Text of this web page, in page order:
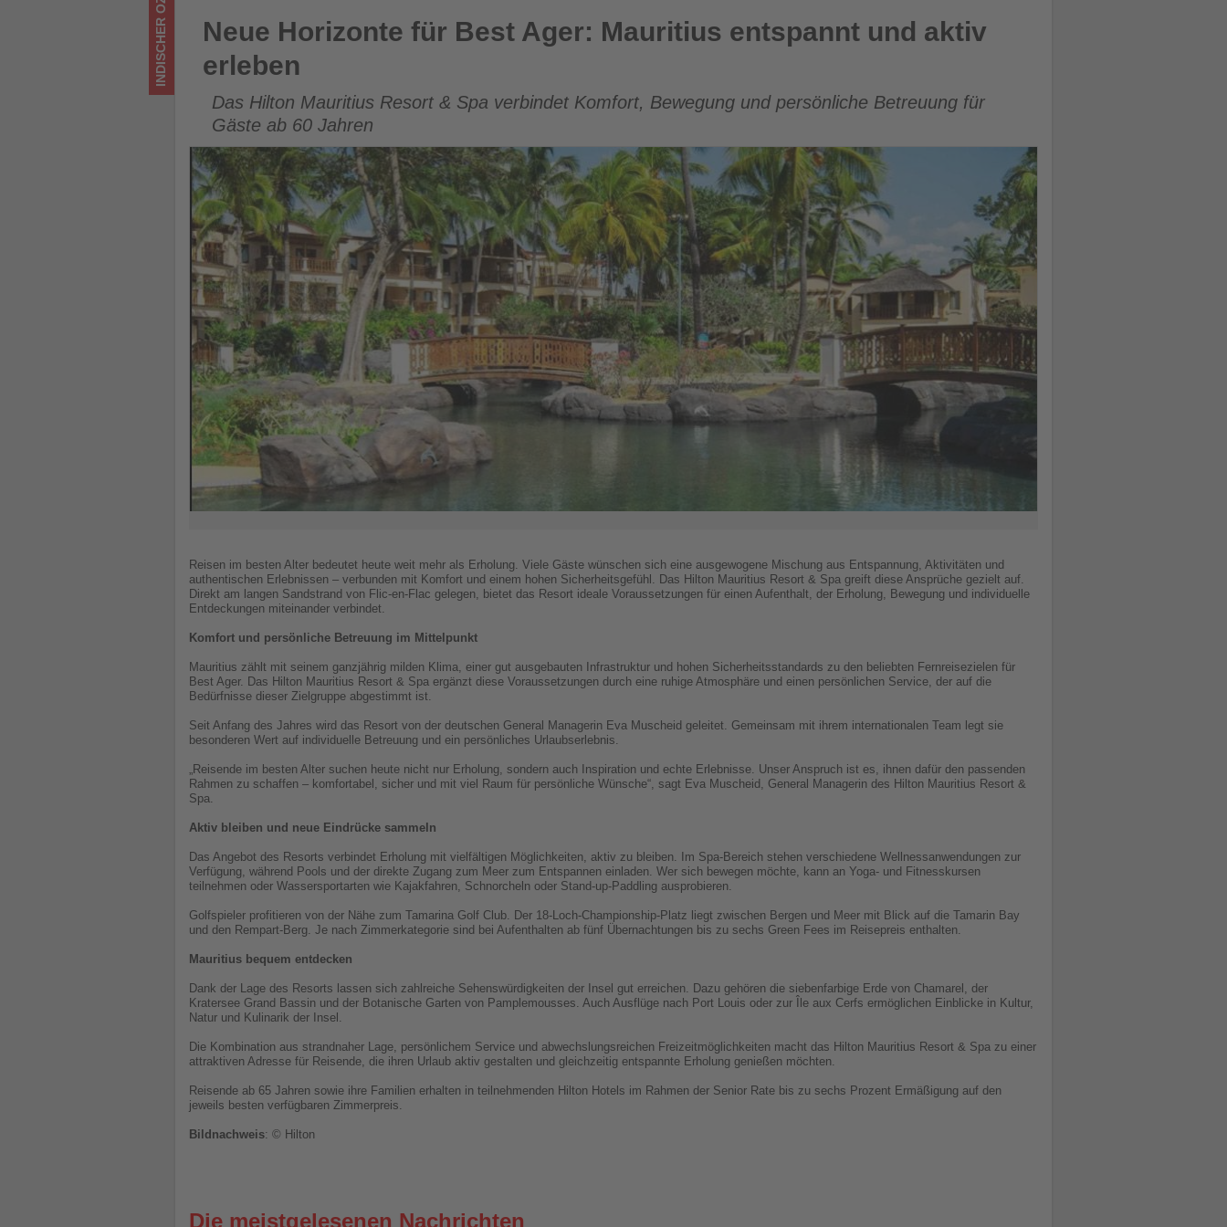
Neue Horizonte für Best Ager: Mauritius entspannt und aktiv erleben
INDISCHER OZEAN
Neue Horizonte für Best Ager: Mauritius entspannt und aktiv
erleben
Das Hilton Mauritius Resort & Spa verbindet Komfort, Bewegung und persönliche Betreuung für
Gäste ab 60 Jahren
Reisen im besten Alter bedeutet heute weit mehr als Erholung. Viele Gäste wünschen sich eine ausgewogene Mischung aus Entspannung, Aktivitäten und
authentischen Erlebnissen – verbunden mit Komfort und einem hohen Sicherheitsgefühl. Das Hilton Mauritius Resort & Spa greift diese Ansprüche gezielt auf.
Direkt am langen Sandstrand von Flic-en-Flac gelegen, bietet das Resort ideale Voraussetzungen für einen Aufenthalt, der Erholung, Bewegung und individuelle
Entdeckungen miteinander verbindet.
Komfort und persönliche Betreuung im Mittelpunkt
Mauritius zählt mit seinem ganzjährig milden Klima, einer gut ausgebauten Infrastruktur und hohen Sicherheitsstandards zu den beliebten Fernreisezielen für
Best Ager. Das Hilton Mauritius Resort & Spa ergänzt diese Voraussetzungen durch eine ruhige Atmosphäre und einen persönlichen Service, der auf die
Bedürfnisse dieser Zielgruppe abgestimmt ist.
Seit Anfang des Jahres wird das Resort von der deutschen General Managerin Eva Muscheid geleitet. Gemeinsam mit ihrem internationalen Team legt sie
besonderen Wert auf individuelle Betreuung und ein persönliches Urlaubserlebnis.
„Reisende im besten Alter suchen heute nicht nur Erholung, sondern auch Inspiration und echte Erlebnisse. Unser Anspruch ist es, ihnen dafür den passenden
Rahmen zu schaffen – komfortabel, sicher und mit viel Raum für persönliche Wünsche“, sagt Eva Muscheid, General Managerin des Hilton Mauritius Resort &
Spa.
Aktiv bleiben und neue Eindrücke sammeln
Das Angebot des Resorts verbindet Erholung mit vielfältigen Möglichkeiten, aktiv zu bleiben. Im Spa-Bereich stehen verschiedene Wellnessanwendungen zur
Verfügung, während Pools und der direkte Zugang zum Meer zum Entspannen einladen. Wer sich bewegen möchte, kann an Yoga- und Fitnesskursen
teilnehmen oder Wassersportarten wie Kajakfahren, Schnorcheln oder Stand-up-Paddling ausprobieren.
Golfspieler profitieren von der Nähe zum Tamarina Golf Club. Der 18-Loch-Championship-Platz liegt zwischen Bergen und Meer mit Blick auf die Tamarin Bay
und den Rempart-Berg. Je nach Zimmerkategorie sind bei Aufenthalten ab fünf Übernachtungen bis zu sechs Green Fees im Reisepreis enthalten.
Mauritius bequem entdecken
Dank der Lage des Resorts lassen sich zahlreiche Sehenswürdigkeiten der Insel gut erreichen. Dazu gehören die siebenfarbige Erde von Chamarel, der
Kratersee Grand Bassin und der Botanische Garten von Pamplemousses. Auch Ausflüge nach Port Louis oder zur Île aux Cerfs ermöglichen Einblicke in Kultur,
Natur und Kulinarik der Insel.
Die Kombination aus strandnaher Lage, persönlichem Service und abwechslungsreichen Freizeitmöglichkeiten macht das Hilton Mauritius Resort & Spa zu einer
attraktiven Adresse für Reisende, die ihren Urlaub aktiv gestalten und gleichzeitig entspannte Erholung genießen möchten.
Reisende ab 65 Jahren sowie ihre Familien erhalten in teilnehmenden Hilton Hotels im Rahmen der Senior Rate bis zu sechs Prozent Ermäßigung auf den
jeweils besten verfügbaren Zimmerpreis.
Bildnachweis: © Hilton
Die meistgelesenen Nachrichten